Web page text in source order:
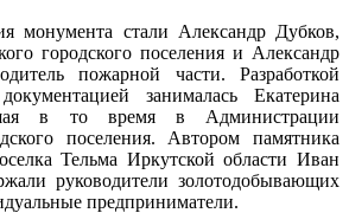
монумента стали Александр Дубков,
городского поселения и Александр
пожарной части. Разработкой
занималась Екатерина
в то время в Администрации
поселения. Автором памятника
Тельма Иркутской области Иван
руководители золотодобывающих
предприниматели.